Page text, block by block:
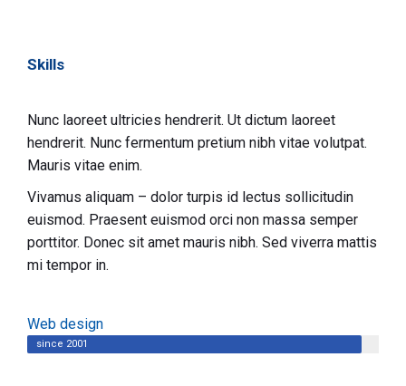
Skills
Nunc laoreet ultricies hendrerit. Ut dictum laoreet
hendrerit. Nunc fermentum pretium nibh vitae volutpat.
Mauris vitae enim.
Vivamus aliquam – dolor turpis id lectus sollicitudin
euismod. Praesent euismod orci non massa semper
porttitor. Donec sit amet mauris nibh. Sed viverra mattis
mi tempor in.
Web design
since 2001